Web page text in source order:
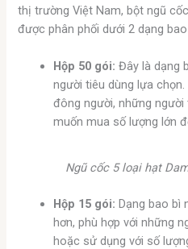
thị trường Việt Nam, bột ngũ
được phân phối dưới 2 dạng
Hộp 50 gói: Đây là dạng
người tiêu dùng lựa
đông người, những
muốn mua số lượng lớn
Ngũ cốc 5 loại hạt
Hộp 15 gói: Dạng bao bì
hơn, phù hợp với những
hoặc sử dụng với số